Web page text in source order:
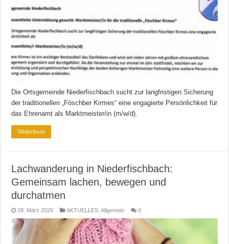
Die Ortsgemeinde Niederfischbach sucht zur langfristigen Sicherung
der traditionellen „Föschber Kirmes“ eine engagierte Persönlichkeit für
das Ehrenamt als Marktmeister/in (m/w/d).
Weiterlesen
Lachwanderung in Niederfischbach:
Gemeinsam lachen, bewegen und
durchatmen
28. März 2026 AKTUELLES ,Allgemein 0